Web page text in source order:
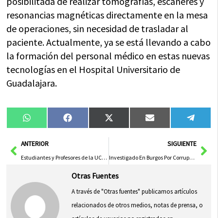
resonancias magnéticas directamente en la mesa
de operaciones, sin necesidad de trasladar al
paciente. Actualmente, ya se está llevando a cabo
la formación del personal médico en estas nuevas
tecnologías en el Hospital Universitario de
Guadalajara.
Compartir
en
WhatsAppCompartir
en
FacebookCompartir
en
X
(Twitter)
Compartir
en
Email
en
AntANTERIOR
Estudiantes y Profesores de la UCLM Eligen Nuevo Rector para el Próximo Sextenio
SIGUIENTE
Investigado En Burgos Por Corrupción De Menores Con Fines Pornográficos: Un Caso Alarmante De Abuso Infantil
Otras Fuentes
A través de "Otras fuentes" publicamos artículos
relacionados de otros medios, notas de prensa, o